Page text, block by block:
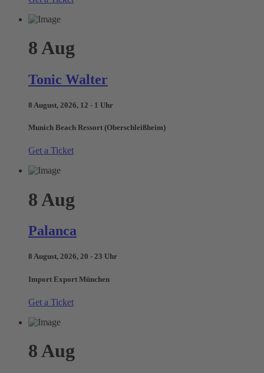
8Aug
Tonic Walter
8 August, 2026, 12 - 1 Uhr
Munich Beach Ressort (Oberschleißheim)
Get a Ticket
8 Aug
Palanca
8 August, 2026, 20 - 23 Uhr
Import Export München
Get a Ticket
8 Aug